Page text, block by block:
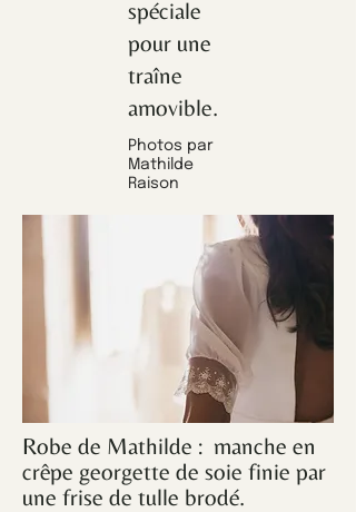
spéciale
pour une
traîne
amovible.
Photos par
Mathilde
Raison
Robe de Mathilde : manche en
crêpe georgette de soie finie par
une frise de tulle brodé.